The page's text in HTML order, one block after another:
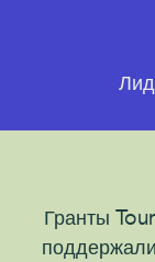
Гранты